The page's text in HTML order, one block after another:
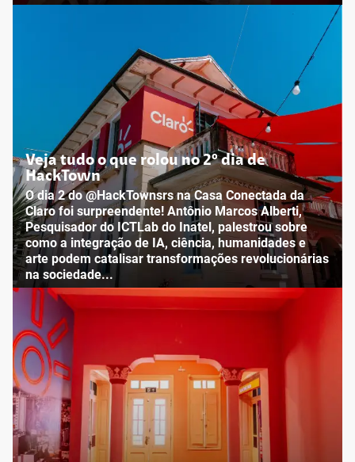
Veja tudo o que rolou no 2º dia de
HackTown
O dia 2 do @HackTownsrs na Casa Conectada da
Claro foi surpreendente! Antônio Marcos Alberti,
Pesquisador do ICTLab do Inatel, palestrou sobre
como a integração de IA, ciência, humanidades e
arte podem catalisar transformações revolucionárias
na sociedade...